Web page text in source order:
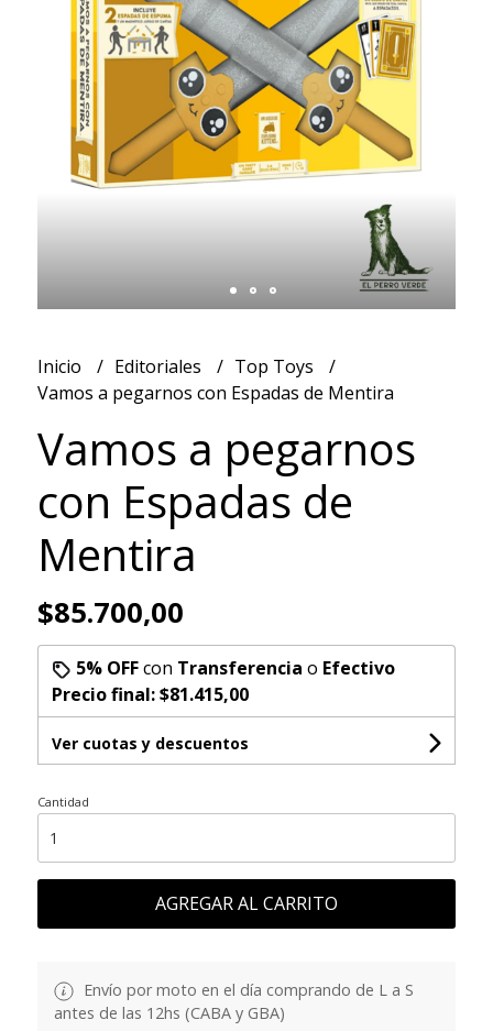
Inicio Editoriales
Top Toys
Vamos a pegarnos con Espadas de Mentira
Vamos a pegarnos
con Espadas de
Mentira
$85.700,00
5% OFFcon Transferencia o Efectivo
Precio final:$81.415,00
Ver cuotas y descuentos
Cantidad
AGREGAR AL CARRITO
Envío por moto en el día comprando de L a S
antes de las 12hs (CABA y GBA)